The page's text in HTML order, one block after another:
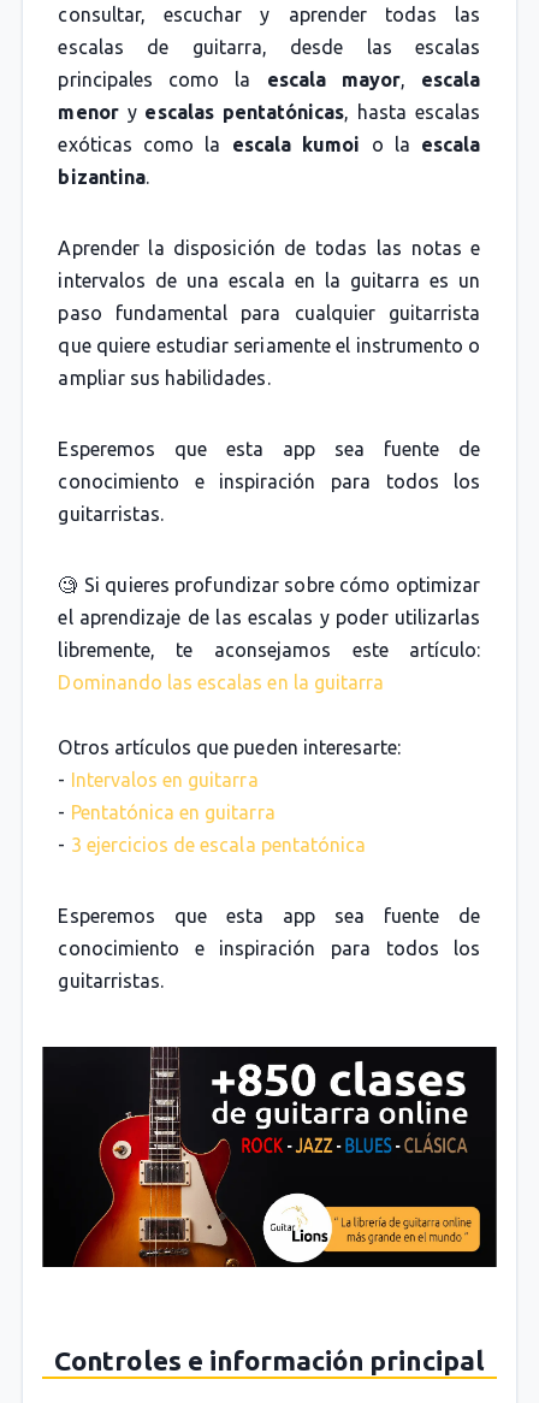
consultar, escuchar y aprender todas las
escalas de guitarra, desde las escalas
principales como la escala mayor, escala
menory escalas pentatónicas, hasta escalas
exóticas como la escala kumoi o la escala
bizantina.
Aprender la disposición de todas las notas e
intervalos de una escala en la guitarra es un
paso fundamental para cualquier guitarrista
que quiere estudiar seriamente el instrumento o
ampliar sus habilidades.
Esperemos que esta app sea fuente de
conocimiento e inspiración para todos los
guitarristas.
🧐 Si quieres profundizar sobre cómo optimizar
el aprendizaje de las escalas y poder utilizarlas
libremente, te aconsejamos este artículo:
Dominando las escalas en la guitarra
Otros artículos que pueden interesarte:
- Intervalos en guitarra
- Pentatónica en guitarra
- 3 ejercicios de escala pentatónica
Esperemos que esta app sea fuente de
conocimiento e inspiración para todos los
guitarristas.
Controles e información principal